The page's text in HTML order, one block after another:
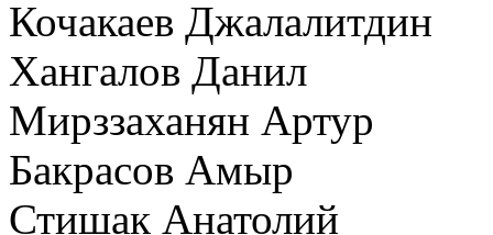
Кочакаев Джалалитдин
Хангалов Данил
Мирззаханян Артур
Бакрасов Амыр
Стишак Анатолий